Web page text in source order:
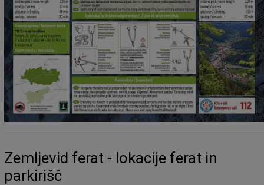
Zemljevid ferat - lokacije ferat in
parkirišč